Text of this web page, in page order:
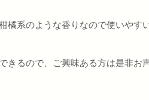
橘系のような香りなので使いやすい
きるので、ご興味ある方は是非お